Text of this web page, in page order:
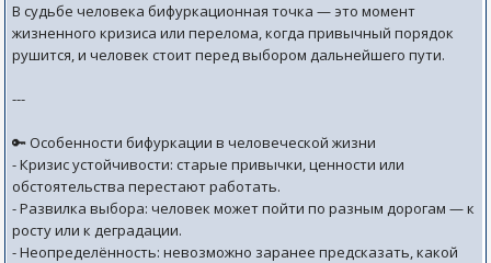
В судьбе человека бифуркационная точка — это момент
жизненного кризиса или перелома, когда привычный порядок
рушится, и человек стоит перед выбором дальнейшего пути.
---
🔑 Особенности бифуркации в человеческой жизни
- Кризис устойчивости: старые привычки, ценности или
обстоятельства перестают работать.
- Развилка выбора: человек может пойти по разным дорогам — к
росту или к деградации.
- Неопределённость: невозможно заранее предсказать, какой